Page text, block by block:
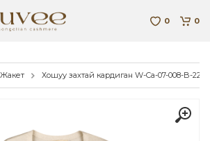
0 0
Жакет Хошуу захтай кардиган W-Ca-07-008-B-22